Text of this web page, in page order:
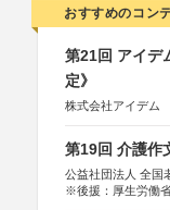
おすすめのコン
第21回 アイデ
定》
株式会社アイデム
第19回 介護作
公益社団法人 全国
※後援：厚生労働